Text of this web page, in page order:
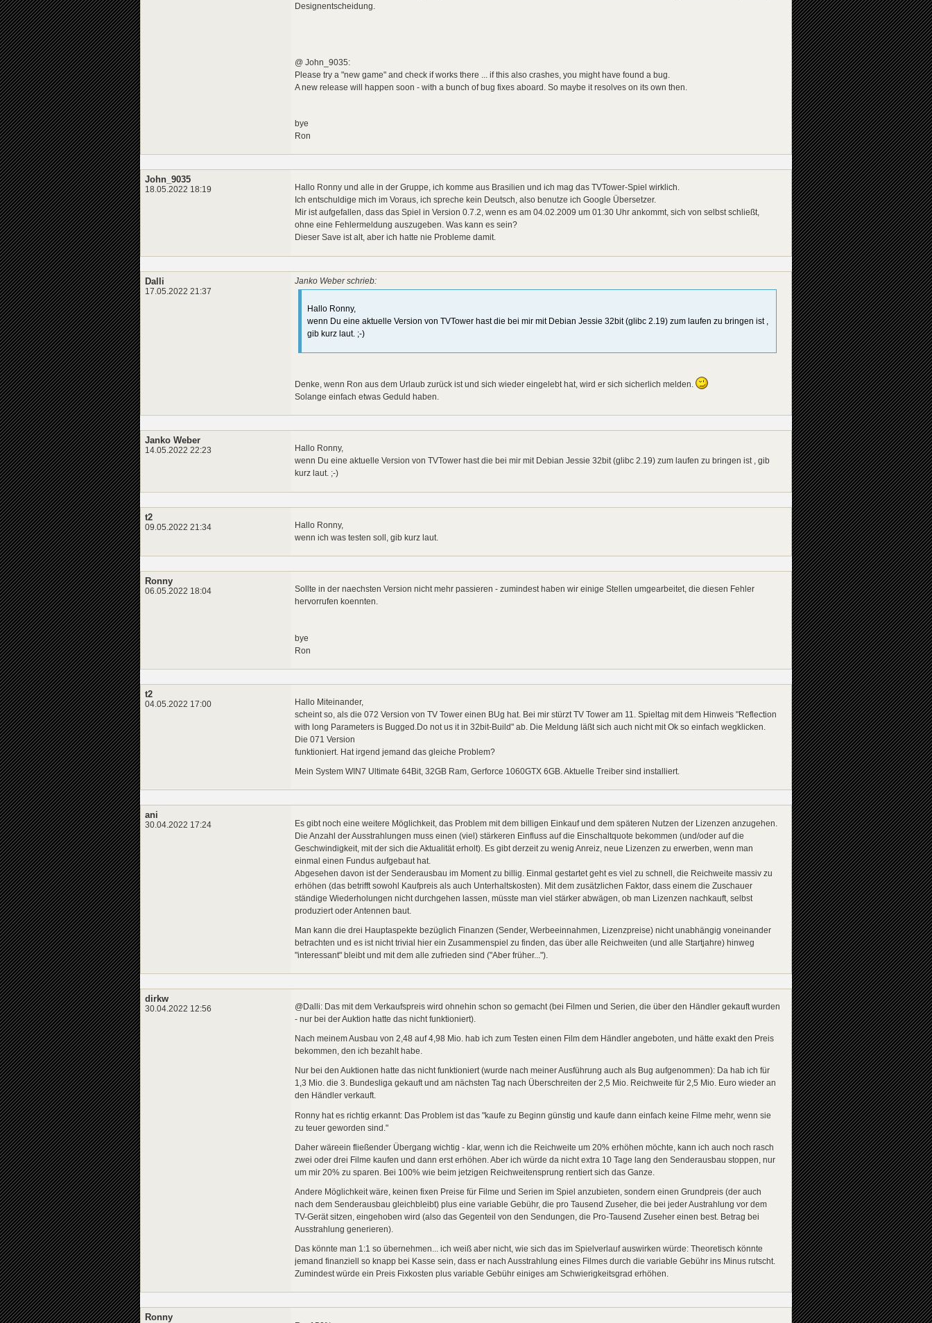
Designentscheidung.
@ John_9035:
Please try a "new game" and check if works there ... if this also crashes, you might have found a bug.
A new release will happen soon - with a bunch of bug fixes aboard. So maybe it resolves on its own then.
bye
Ron
John_9035
18.05.2022 18:19
Hallo Ronny und alle in der Gruppe, ich komme aus Brasilien und ich mag das TVTower-Spiel wirklich.
Ich entschuldige mich im Voraus, ich spreche kein Deutsch, also benutze ich Google Übersetzer.
Mir ist aufgefallen, dass das Spiel in Version 0.7.2, wenn es am 04.02.2009 um 01:30 Uhr ankommt, sich von selbst schließt,
ohne eine Fehlermeldung auszugeben. Was kann es sein?
Dieser Save ist alt, aber ich hatte nie Probleme damit.
Dalli
17.05.2022 21:37
Janko Weber schrieb:
Hallo Ronny,
wenn Du eine aktuelle Version von TVTower hast die bei mir mit Debian Jessie 32bit (glibc 2.19) zum laufen zu bringen ist ,
gib kurz laut. ;-)
Denke, wenn Ron aus dem Urlaub zurück ist und sich wieder eingelebt hat, wird er sich sicherlich melden.
Solange einfach etwas Geduld haben.
Janko Weber
14.05.2022 22:23
Hallo Ronny,
wenn Du eine aktuelle Version von TVTower hast die bei mir mit Debian Jessie 32bit (glibc 2.19) zum laufen zu bringen ist , gib
kurz laut. ;-)
t2
09.05.2022 21:34
Hallo Ronny,
wenn ich was testen soll, gib kurz laut.
Ronny
06.05.2022 18:04
Sollte in der naechsten Version nicht mehr passieren - zumindest haben wir einige Stellen umgearbeitet, die diesen Fehler
hervorrufen koennten.
bye
Ron
t2
04.05.2022 17:00
Hallo Miteinander,
scheint so, als die 072 Version von TV Tower einen BUg hat. Bei mir stürzt TV Tower am 11. Spieltag mit dem Hinweis "Reflection
with long Parameters is Bugged.Do not us it in 32bit-Build" ab. Die Meldung läßt sich auch nicht mit Ok so einfach wegklicken.
Die 071 Version
funktioniert. Hat irgend jemand das gleiche Problem?
Mein System WIN7 Ultimate 64Bit, 32GB Ram, Gerforce 1060GTX 6GB. Aktuelle Treiber sind installiert.
ani
30.04.2022 17:24
Es gibt noch eine weitere Möglichkeit, das Problem mit dem billigen Einkauf und dem späteren Nutzen der Lizenzen anzugehen.
Die Anzahl der Ausstrahlungen muss einen (viel) stärkeren Einfluss auf die Einschaltquote bekommen (und/oder auf die
Geschwindigkeit, mit der sich die Aktualität erholt). Es gibt derzeit zu wenig Anreiz, neue Lizenzen zu erwerben, wenn man
einmal einen Fundus aufgebaut hat.
Abgesehen davon ist der Senderausbau im Moment zu billig. Einmal gestartet geht es viel zu schnell, die Reichweite massiv zu
erhöhen (das betrifft sowohl Kaufpreis als auch Unterhaltskosten). Mit dem zusätzlichen Faktor, dass einem die Zuschauer
ständige Wiederholungen nicht durchgehen lassen, müsste man viel stärker abwägen, ob man Lizenzen nachkauft, selbst
produziert oder Antennen baut.
Man kann die drei Hauptaspekte bezüglich Finanzen (Sender, Werbeeinnahmen, Lizenzpreise) nicht unabhängig voneinander
betrachten und es ist nicht trivial hier ein Zusammenspiel zu finden, das über alle Reichweiten (und alle Startjahre) hinweg
"interessant" bleibt und mit dem alle zufrieden sind ("Aber früher...").
dirkw
30.04.2022 12:56
@Dalli: Das mit dem Verkaufspreis wird ohnehin schon so gemacht (bei Filmen und Serien, die über den Händler gekauft wurden
- nur bei der Auktion hatte das nicht funktioniert).
Nach meinem Ausbau von 2,48 auf 4,98 Mio. hab ich zum Testen einen Film dem Händler angeboten, und hätte exakt den Preis
bekommen, den ich bezahlt habe.
Nur bei den Auktionen hatte das nicht funktioniert (wurde nach meiner Ausführung auch als Bug aufgenommen): Da hab ich für
1,3 Mio. die 3. Bundesliga gekauft und am nächsten Tag nach Überschreiten der 2,5 Mio. Reichweite für 2,5 Mio. Euro wieder an
den Händler verkauft.
Ronny hat es richtig erkannt: Das Problem ist das "kaufe zu Beginn günstig und kaufe dann einfach keine Filme mehr, wenn sie
zu teuer geworden sind."
Daher wäreein fließender Übergang wichtig - klar, wenn ich die Reichweite um 20% erhöhen möchte, kann ich auch noch rasch
zwei oder drei Filme kaufen und dann erst erhöhen. Aber ich würde da nicht extra 10 Tage lang den Senderausbau stoppen, nur
um mir 20% zu sparen. Bei 100% wie beim jetzigen Reichweitensprung rentiert sich das Ganze.
Andere Möglichkeit wäre, keinen fixen Preise für Filme und Serien im Spiel anzubieten, sondern einen Grundpreis (der auch
nach dem Senderausbau gleichbleibt) plus eine variable Gebühr, die pro Tausend Zuseher, die bei jeder Austrahlung vor dem
TV-Gerät sitzen, eingehoben wird (also das Gegenteil von den Sendungen, die Pro-Tausend Zuseher einen best. Betrag bei
Ausstrahlung generieren).
Das könnte man 1:1 so übernehmen... ich weiß aber nicht, wie sich das im Spielverlauf auswirken würde: Theoretisch könnte
jemand finanziell so knapp bei Kasse sein, dass er nach Ausstrahlung eines Filmes durch die variable Gebühr ins Minus rutscht.
Zumindest würde ein Preis Fixkosten plus variable Gebühr einiges am Schwierigkeitsgrad erhöhen.
Ronny